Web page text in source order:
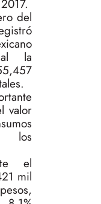
del
la
valor
los
el
mil